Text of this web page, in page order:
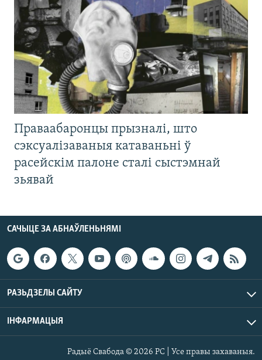
Праваабаронцы прызналі, што
сэксуалізаваныя катаваньні ў
расейскім палоне сталі сыстэмнай
зьявай
САЧЫЦЕ ЗА АБНАЎЛЕНЬНЯМІ
РАЗЬДЗЕЛЫ САЙТУ
ІНФАРМАЦЫЯ
Радыё Свабода © 2026 РС | Усе правы захаваныя.